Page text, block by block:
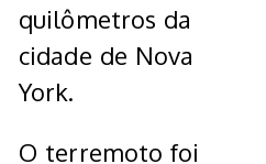
quilômetros da
cidade de Nova
York.
O terremoto foi